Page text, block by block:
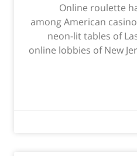
Online roulette
among American
neon-lit tables of
online lobbies of New